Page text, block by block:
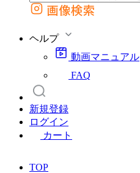
外部サイトの商品をカートに追加
画像検索
ヘルプ
動画マニュアル
FAQ
新規登録
ログイン
カート
TOP